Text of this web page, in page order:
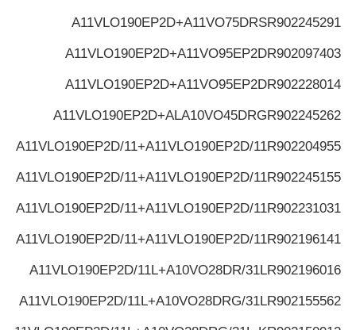
R902245291
A11VLO190EP2D+A11VO75DRS
R902097403
A11VLO190EP2D+A11VO95EP2D
R902228014
A11VLO190EP2D+A11VO95EP2D
R902245262
A11VLO190EP2D+ALA10VO45DRG
R902204955
A11VLO190EP2D/11+A11VLO190EP2D/11
R902245155
A11VLO190EP2D/11+A11VLO190EP2D/11
R902231031
A11VLO190EP2D/11+A11VLO190EP2D/11
R902196141
A11VLO190EP2D/11+A11VLO190EP2D/11
R902196016
A11VLO190EP2D/11L+A10VO28DR/31L
R902155562
A11VLO190EP2D/11L+A10VO28DRG/31L